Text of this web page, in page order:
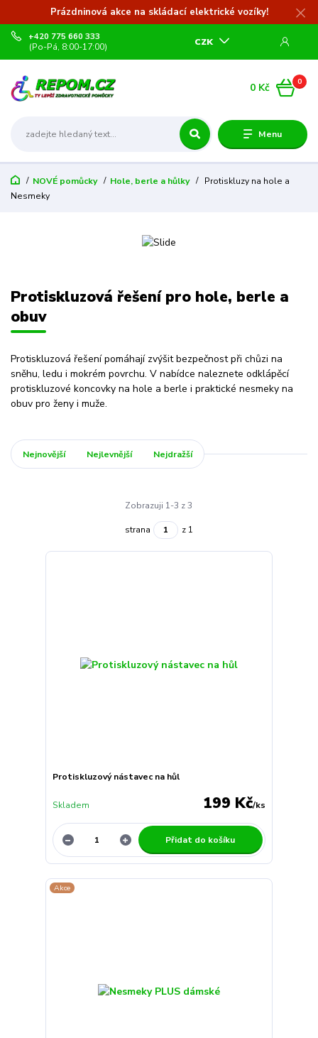
Prázdninová akce na skládací elektrické vozíky!
Menu
CZK
+420 775 660 333
(Po-Pá, 8:00-17:00)
0
0 Kč
NOVÉ pomůcky Hole, berle a hůlky
Protiskluzy na hole a
Nesmeky
Protiskluzová řešení pro hole, berle a
obuv
Protiskluzová řešení pomáhají zvýšit bezpečnost při chůzi na
sněhu, ledu i mokrém povrchu. V nabídce naleznete odklápěcí
protiskluzové koncovky na hole a berle i praktické nesmeky na
obuv pro ženy i muže.
Nejnovější Nejlevnější Nejdražší
Zobrazuji 1-3 z 3
strana z 1
Protiskluzový nástavec na hůl
199 Kč/ks
Skladem
Přidat do košíku
Akce